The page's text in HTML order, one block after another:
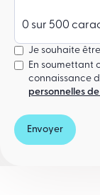
0 sur 500
Je souhaite
En soumettant
personnelles
Envoyer